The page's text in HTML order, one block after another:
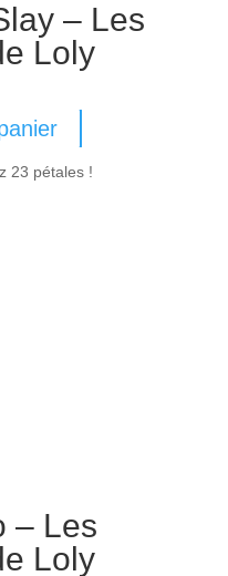
– Les
Loly
23 pétales !
– Les
Loly